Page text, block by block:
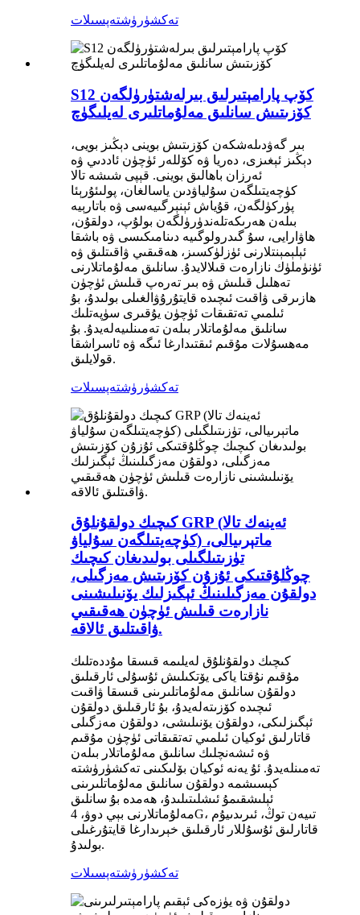
تەكشۈرۈشتەپسىلات
S12 كۆپ پارامېتىرلىق بىرلەشتۈرۈلگەن
كۆزىتىش سانلىق مەلۇماتلىرى لەيلىگۈچ
بىر گەۋدىلەشكەن كۆزىتىش بوينى دېڭىز بويى،
دېڭىز ئېغىزى، دەريا ۋە كۆللەر ئۈچۈن ئاددىي ۋە
ئەرزان باھالىق بوينى. قېپى شىشە تالا
كۈچەيتىلگەن سۇلياۋدىن ياسالغان، پولىئۇرېئا
پۈركۈلگەن، قۇياش ئېنېرگىيەسى ۋە باتارېيە
بىلەن ھەرىكەتلەندۈرۈلگەن بولۇپ، دولقۇن،
ھاۋارايى، سۇ گىدرولوگىيە دىنامىكىسى ۋە باشقا
ئېلېمېنتلارنى ئۈزلۈكسىز، ھەقىقىي ۋاقىتلىق ۋە
ئۈنۈملۈك نازارەت قىلالايدۇ. سانلىق مەلۇماتلارنى
تەھلىل قىلىش ۋە بىر تەرەپ قىلىش ئۈچۈن
ھازىرقى ۋاقىت ئىچىدە قايتۇرۇۋالغىلى بولىدۇ، بۇ
ئىلمىي تەتقىقات ئۈچۈن يۇقىرى سۈپەتلىك
سانلىق مەلۇماتلار بىلەن تەمىنلىيەلەيدۇ. بۇ
مەھسۇلات مۇقىم ئىقتىدارغا ئىگە ۋە ئاسراشقا
قولايلىق.
تەكشۈرۈشتەپسىلات
كىچىك دولقۇنلۇق GRP (ئەينەك تالا
كۈچەيتىلگەن سۇلياۋ) ماتېرىيالى،
تۈزىتىلگىلى بولىدىغان كىچىك
چوڭلۇقتىكى ئۇزۇن كۆزىتىش مەزگىلى،
دولقۇن مەزگىلىنىڭ ئېگىزلىك يۆنىلىشىنى
نازارەت قىلىش ئۈچۈن ھەقىقىي
ۋاقىتلىق ئالاقە.
كىچىك دولقۇنلۇق لەيلىمە قىسقا مۇددەتلىك
مۇقىم نۇقتا ياكى يۆتكىلىش ئۇسۇلى ئارقىلىق
دولقۇن سانلىق مەلۇماتلىرىنى قىسقا ۋاقىت
ئىچىدە كۆزىتەلەيدۇ، بۇ ئارقىلىق دولقۇن
ئېگىزلىكى، دولقۇن يۆنىلىشى، دولقۇن مەزگىلى
قاتارلىق ئوكيان ئىلمىي تەتقىقاتى ئۈچۈن مۇقىم
ۋە ئىشەنچلىك سانلىق مەلۇماتلار بىلەن
تەمىنلەيدۇ. ئۇ يەنە ئوكيان بۆلىكىنى تەكشۈرۈشتە
كېسىشمە دولقۇن سانلىق مەلۇماتلىرىنى
ئېلىشقىمۇ ئىشلىتىلىدۇ، ھەمدە بۇ سانلىق
مەلۇماتلارنى بېي دوۋ، 4G، تىيەن توڭ، ئىرىدىيۇم
قاتارلىق ئۇسۇللار ئارقىلىق خېرىدارغا قايتۇرغىلى
بولىدۇ.
تەكشۈرۈشتەپسىلات